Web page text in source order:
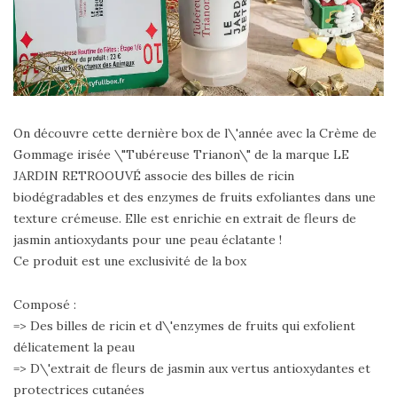
On découvre cette dernière box de l\'année avec la Crème de
Gommage irisée \"Tubéreuse Trianon\" de la marque LE
JARDIN RETROOUVÉ associe des billes de ricin
biodégradables et des enzymes de fruits exfoliantes dans une
texture crémeuse. Elle est enrichie en extrait de fleurs de
jasmin antioxydants pour une peau éclatante !
Ce produit est une exclusivité de la box
Composé :
=> Des billes de ricin et d\'enzymes de fruits qui exfolient
délicatement la peau
=> D\'extrait de fleurs de jasmin aux vertus antioxydantes et
protectrices cutanées